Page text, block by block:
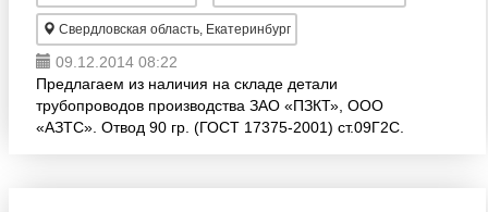
Свердловская область, Екатеринбург
09.12.2014 08:22
Предлагаем из наличия на складе детали
трубопроводов производства ЗАО «ПЗКТ», ООО
«АЗТС». Отвод 90 гр. (ГОСТ 17375-2001) ст.09Г2С.